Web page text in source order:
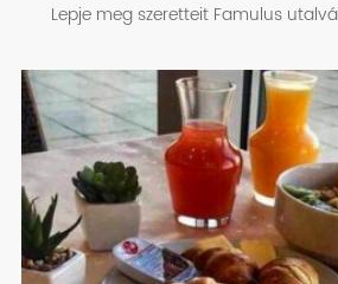
Lepje meg szeretteit Famulus